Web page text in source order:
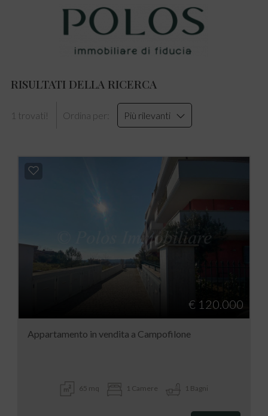
RISULTATI DELLA RICERCA
1 trovati! Ordina per: Più rilevanti
€ 120.000
Appartamento in vendita a Campofilone
65 mq 1 Camere 1 Bagni